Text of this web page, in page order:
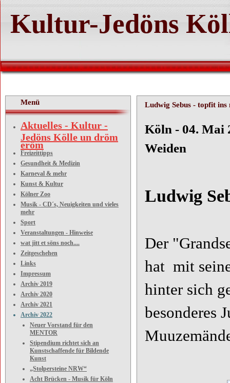
Kultur-Jedöns
Menü
Aktuelles - Kultur -
Jedöns Kölle un dröm
eröm
Freizeittipps
Gesundheit & Medizin
Karneval & mehr
Kunst & Kultur
Kölner Zoo
Musik - CD´s, Neuigkeiten und vieles
mehr
Sport
Veranstaltungen - Hinweise
wat jitt et söns noch....
Zeitgeschehen
Links
Impressum
Archiv 2019
Archiv 2020
Archiv 2021
Archiv 2022
Neuer Vorstand für den
MENTOR
Stipendium richtet sich an
Kunstschaffende für Bildende
Kunst
„Stolpersteine NRW“
Acht Brücken - Musik für Köln
Ludwig Sebus - topfit ins
Köln
Weiden
Ludwig
Der
hat mit
hinter sich
besonderes